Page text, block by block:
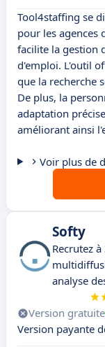
Tool4staffing se
pour les agences
facilite la gestion
d'emploi. L'outil
que la recherche
De plus, la
adaptation
améliorant ainsi
Voir plus de
Softy
Recrutez à
analyse
Version gratuite
Version payante